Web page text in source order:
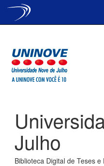
Julho
Biblioteca Digital de Teses e